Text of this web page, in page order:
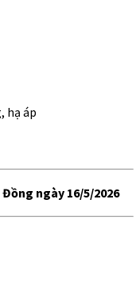
hạ áp
ngày 16/5/2026